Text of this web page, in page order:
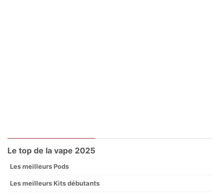
Le top de la vape 2025
Les meilleurs Pods
Les meilleurs Kits débutants